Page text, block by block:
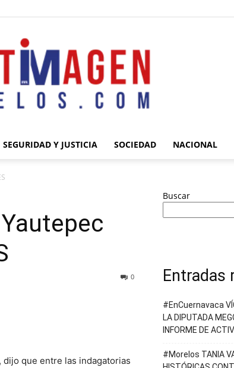
SEGURIDAD Y JUSTICIA SOCIEDAD NACIONAL
0
dijo que entre las indagatorias
Buscar
Entradas
#EnCuernavaca
LA DIPUTADA
INFORME DE
#Morelos TANIA